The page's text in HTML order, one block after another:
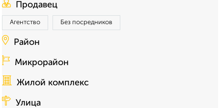
Продавец
Агентство Без посредников
Район
Микрорайон
Жилой комплекс
Улица